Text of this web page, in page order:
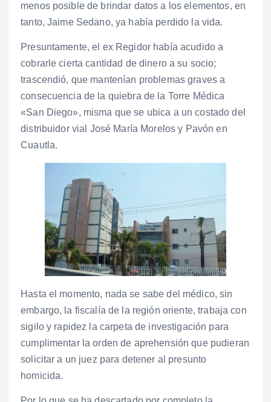
menos posible de brindar datos a los elementos, en
tanto, Jaime Sedano, ya había perdido la vida.
Presuntamente, el ex Regidor había acudido a
cobrarle cierta cantidad de dinero a su socio;
trascendió, que mantenían problemas graves a
consecuencia de la quiebra de la Torre Médica
«San Diego», misma que se ubica a un costado del
distribuidor vial José María Morelos y Pavón en
Cuautla.
Hasta el momento, nada se sabe del médico, sin
embargo, la fiscalía de la región oriente, trabaja con
sigilo y rapidez la carpeta de investigación para
cumplimentar la orden de aprehensión que pudieran
solicitar a un juez para detener al presunto
homicida.